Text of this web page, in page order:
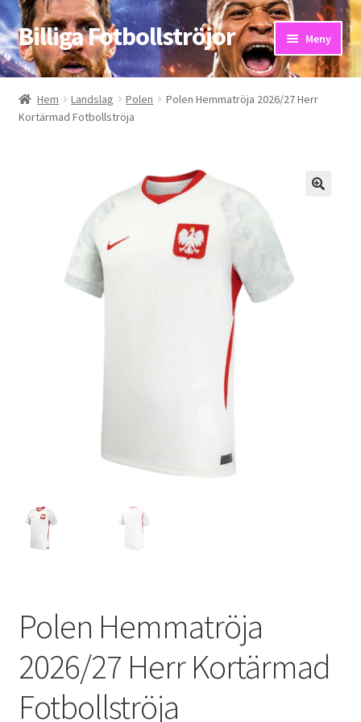
Hoppa
till
navigering
Hoppa
till
innehåll
Billiga Fotbollströjor Meny
Hem
Bloggar
Kontakta oss
Mitt konto
Hem Landslag Polen
Polen Hemmatröja 2026/27 Herr
Kortärmad Fotbollströja
Polen Hemmatröja
2026/27 Herr Kortärmad
Fotbollströja